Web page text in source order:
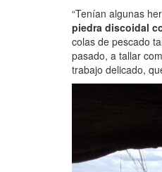
“Tenían algunas
piedra discoidal
colas de pescado
pasado, a tallar
trabajo delicado,